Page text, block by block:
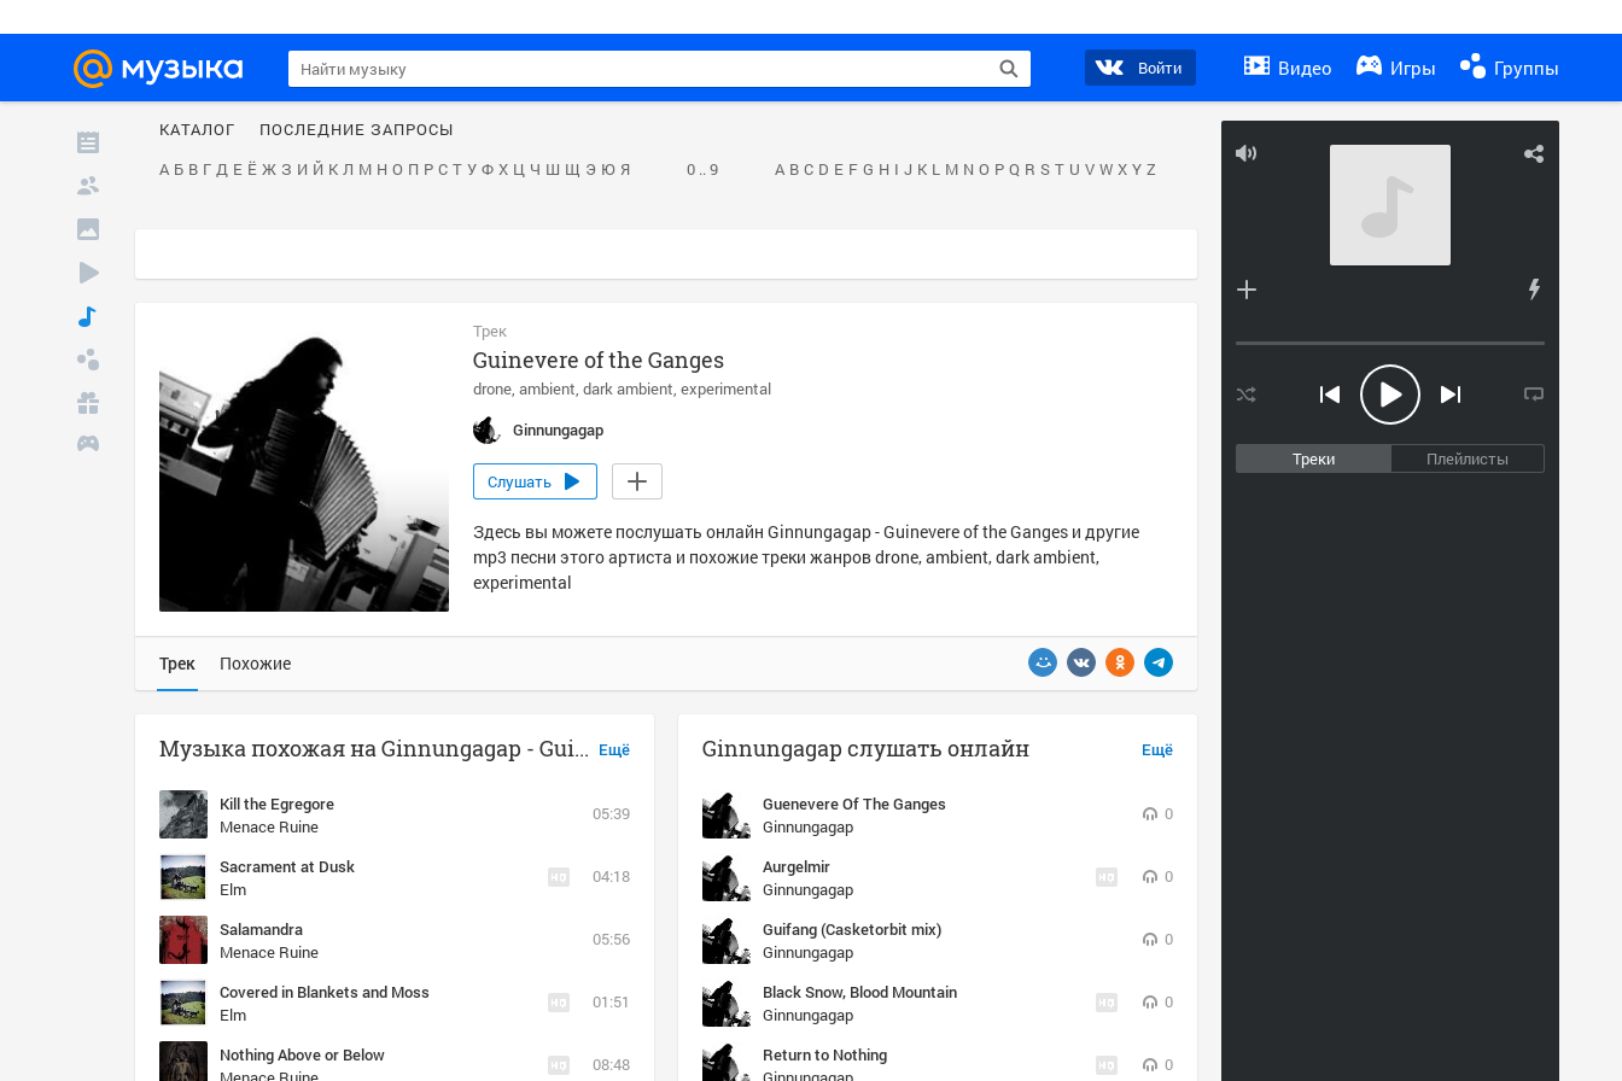
Войти Видео Игры Группы
Треки Плейлисты
КАТАЛОГ
ПОСЛЕДНИЕ ЗАПРОСЫ
А Б В Г Д Е Ё Ж З И Й К Л М Н О П Р С Т У Ф Х Ц Ч Ш Щ Э Ю Я 0 .. 9 A B C D E F G H I J K L M N O P Q R S T U V W X Y Z
Трек
Guinevere of the Ganges
drone ambient dark ambient experimental
Ginnungagap
Слушать
Здесь вы можете послушать онлайн Ginnungagap - Guinevere of the Ganges и другие
mp3 песни этого артиста и похожие треки жанров drone, ambient, dark ambient,
experimental
Трек Похожие
Ещё
Музыка похожая на Ginnungagap - Guinevere of the Ganges
Kill the Egregore
Menace Ruine
05:39
Sacrament at Dusk
Elm
04:18
Salamandra
Menace Ruine
05:56
Covered in Blankets and Moss
Elm
01:51
Nothing Above or Below
08:48
Ещё
Ginnungagap слушать онлайн
Guenevere Of The Ganges
Ginnungagap
0
Aurgelmir
Ginnungagap
0
Guifang (Casketorbit mix)
Ginnungagap
0
Black Snow, Blood Mountain
Ginnungagap
0
Return to Nothing
0